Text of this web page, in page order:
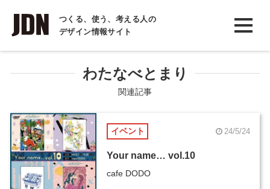
つくる、使う、考える人の
デザイン情報サイト
INTERVIEW
インタビュー
REPORT
COLUMN
コラム
わたなべとまり
関連記事
イベント 24/5/24
Your name… vol.10
cafe DODO